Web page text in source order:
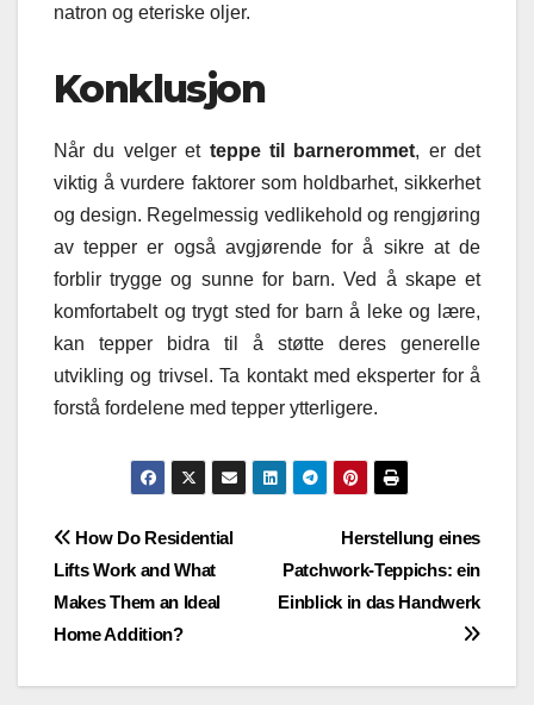
natron og eteriske oljer.
Konklusjon
Når du velger et teppe til barnerommet, er det
viktig å vurdere faktorer som holdbarhet, sikkerhet
og design. Regelmessig vedlikehold og rengjøring
av tepper er også avgjørende for å sikre at de
forblir trygge og sunne for barn. Ved å skape et
komfortabelt og trygt sted for barn å leke og lære,
kan tepper bidra til å støtte deres generelle
utvikling og trivsel. Ta kontakt med eksperter for å
forstå fordelene med tepper ytterligere.
Post
navigation
Herstellung eines
Patchwork-Teppichs: ein
Einblick in das Handwerk
How Do Residential
Lifts Work and What
Makes Them an Ideal
Home Addition?